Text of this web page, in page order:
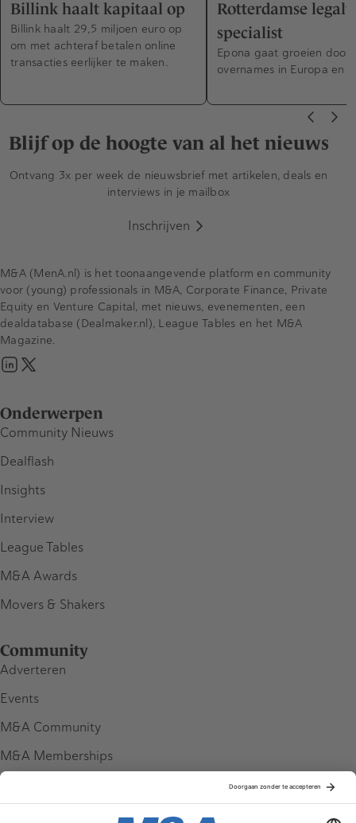
Billink haalt kapitaal op
Billink haalt 29,5 miljoen euro op
om met achteraf betalen online
transacties eerlijker te maken.
Rotterdamse
specialist
Epona gaat groeien door
overnames in Europa en
Blijf op de hoogte van al het nieuws
Ontvang 3x per week de nieuwsbrief met artikelen, deals en
interviews in je mailbox
Inschrijven
Onderwerpen
Community Nieuws
Dealflash
Insights
Interview
League Tables
M&A Awards
Movers & Shakers
Community
Adverteren
Events
M&A Community
M&A Memberships
M&A (MenA.nl) is het toonaangevende platform en community
voor (young) professionals in M&A, Corporate Finance, Private
Equity en Venture Capital, met nieuws, evenementen, een
dealdatabase (Dealmaker.nl), League Tables en het M&A
Magazine.